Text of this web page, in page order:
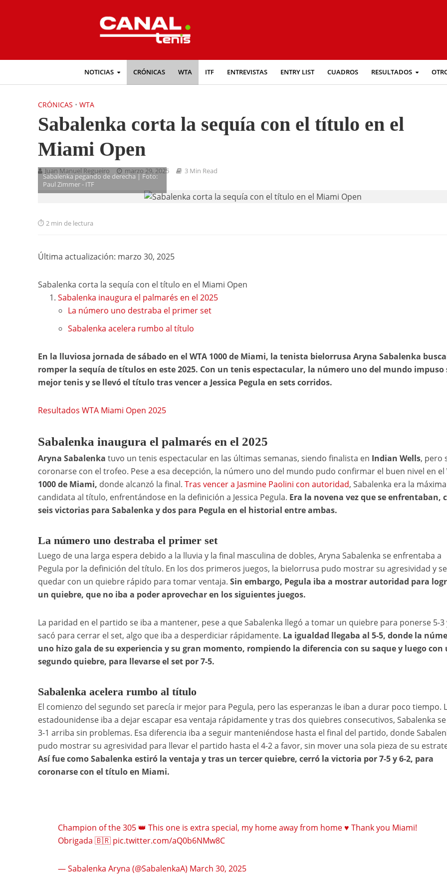
NOTICIAS CRÓNICAS WTA ITF ENTREVISTAS ENTRY LIST CUADROS RESULTADOS
CRÓNICAS • WTA
Sabalenka corta la sequía con el título en el
Miami Open
Juan Manuel Regueiro marzo 29, 2025 3 Min Read
Sabalenka pegando de derecha | Foto:
Paul Zimmer - ITF
2 min de lectura
Última actualización: marzo 30, 2025
Sabalenka corta la sequía con el título en el Miami Open
Sabalenka inaugura el palmarés en el 2025
La número uno destraba el primer set
Sabalenka acelera rumbo al título
En la lluviosa jornada de sábado en el WTA 1000 de Miami, la tenista bielorrusa Aryna Sabalenka
romper la sequía de títulos en este 2025. Con un tenis espectacular, la número uno del mundo impuso
mejor tenis y se llevó el título tras vencer a Jessica Pegula en sets corridos.
Resultados WTA Miami Open 2025
Sabalenka inaugura el palmarés en el 2025
Aryna Sabalenka tuvo un tenis espectacular en las últimas semanas, siendo finalista en Indian Wells, pero
coronarse con el trofeo. Pese a esa decepción, la número uno del mundo pudo confirmar el buen nivel en el
1000 de Miami, donde alcanzó la final. Tras vencer a Jasmine Paolini con autoridad, Sabalenka era la máxima
candidata al título, enfrentándose en la definición a Jessica Pegula. Era la novena vez que se enfrentaban,
seis victorias para Sabalenka y dos para Pegula en el historial entre ambas.
La número uno destraba el primer set
Luego de una larga espera debido a la lluvia y la final masculina de dobles, Aryna Sabalenka se enfrentaba a
Pegula por la definición del título. En los dos primeros juegos, la bielorrusa pudo mostrar su agresividad y
quedar con un quiebre rápido para tomar ventaja. Sin embargo, Pegula iba a mostrar autoridad para
un quiebre, que no iba a poder aprovechar en los siguientes juegos.
La paridad en el partido se iba a mantener, pese a que Sabalenka llegó a tomar un quiebre para ponerse 5-3
sacó para cerrar el set, algo que iba a desperdiciar rápidamente. La igualdad llegaba al 5-5, donde la
uno hizo gala de su experiencia y su gran momento, rompiendo la diferencia con su saque y luego con
segundo quiebre, para llevarse el set por 7-5.
Sabalenka acelera rumbo al título
El comienzo del segundo set parecía ir mejor para Pegula, pero las esperanzas le iban a durar poco tiempo.
estadounidense iba a dejar escapar esa ventaja rápidamente y tras dos quiebres consecutivos, Sabalenka
3-1 arriba sin problemas. Esa diferencia iba a seguir manteniéndose hasta el final del partido, donde
pudo mostrar su agresividad para llevar el partido hasta el 4-2 a favor, sin mover una sola pieza de su
Así fue como Sabalenka estiró la ventaja y tras un tercer quiebre, cerró la victoria por 7-5 y 6-2, para
coronarse con el título en Miami.
Champion of the 305 👑 This one is extra special, my home away from home ♥️ Thank you Miami!
Obrigada 🇧🇷 pic.twitter.com/aQ0b6NMw8C
— Sabalenka Aryna (@SabalenkaA) March 30, 2025